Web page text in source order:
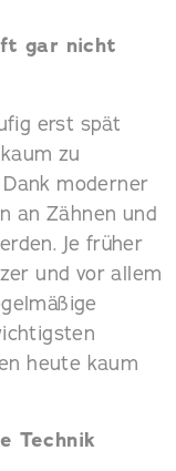
gar nicht
erst spät
zu
moderner
an Zähnen und
Je früher
und vor allem
heute kaum
Technik